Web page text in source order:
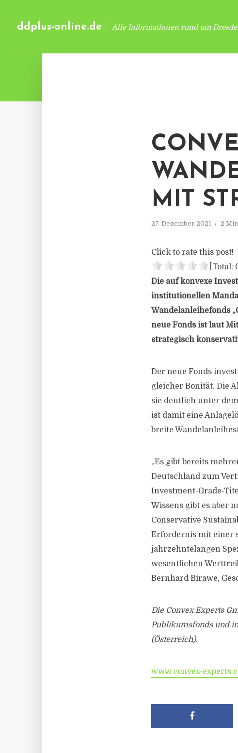
ddplus-online.de Alle Informationen rund um
MIT
27. Dezember 2021 2
Click to rate this post!
[Total:
Die auf konvexe
institutionellen
Wandelanleihefonds
neue Fonds ist laut
strategisch
Der neue Fonds
gleicher Bonität. Die
sie deutlich unter
ist damit eine
breite
„Es gibt bereits
Deutschland zum
Investment-Grade-
Wissens gibt es aber
Conservative
Erfordernis mit einer
jahrzehntelangen
wesentlichen
Bernhard Birawe,
Die Convex Experts
Publikumsfonds und
(Österreich).
www.convex-